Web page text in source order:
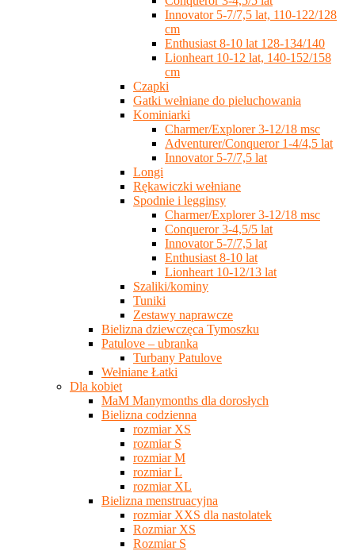
Innovator 5-7/7,5 lat, 110-122/128
cm
Enthusiast 8-10 lat 128-134/140
Lionheart 10-12 lat, 140-152/158
cm
Czapki
Gatki wełniane do pieluchowania
Kominiarki
Charmer/Explorer 3-12/18 msc
Adventurer/Conqueror 1-4/4,5 lat
Innovator 5-7/7,5 lat
Longi
Rękawiczki wełniane
Spodnie i legginsy
Charmer/Explorer 3-12/18 msc
Conqueror 3-4,5/5 lat
Innovator 5-7/7,5 lat
Enthusiast 8-10 lat
Lionheart 10-12/13 lat
Szaliki/kominy
Tuniki
Zestawy naprawcze
Bielizna dziewczęca Tymoszku
Patulove – ubranka
Turbany Patulove
Wełniane Łatki
Dla kobiet
MaM Manymonths dla dorosłych
Bielizna codzienna
rozmiar XS
rozmiar S
rozmiar M
rozmiar L
rozmiar XL
Bielizna menstruacyjna
rozmiar XXS dla nastolatek
Rozmiar XS
Rozmiar S